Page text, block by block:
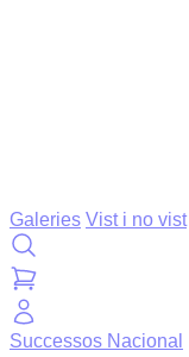
Galeries Vist i no vist
Successos Nacional